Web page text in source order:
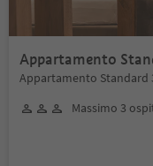
Appartamento
Appartamento Standard
Massimo 3